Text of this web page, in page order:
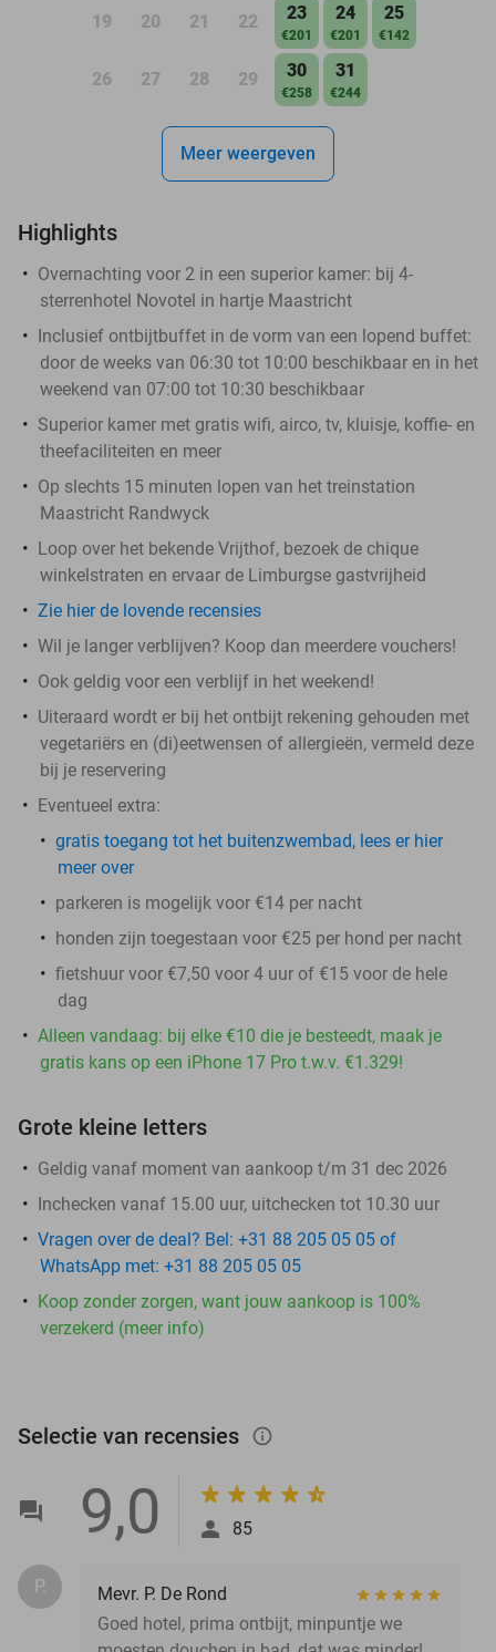
19 20 21 22 23
€201
24
€201
25
€142
26 27 28 29 30
€258
31
€244
Meer weergeven
Highlights
Overnachting voor 2 in een superior kamer: bij 4-
sterrenhotel Novotel in hartje Maastricht
Inclusief ontbijtbuffet in de vorm van een lopend buffet:
door de weeks van 06:30 tot 10:00 beschikbaar en in het
weekend van 07:00 tot 10:30 beschikbaar
Superior kamer met gratis wifi, airco, tv, kluisje, koffie- en
theefaciliteiten en meer
Op slechts 15 minuten lopen van het treinstation
Maastricht Randwyck
Loop over het bekende Vrijthof, bezoek de chique
winkelstraten en ervaar de Limburgse gastvrijheid
Zie hier de lovende recensies
Wil je langer verblijven? Koop dan meerdere vouchers!
Ook geldig voor een verblijf in het weekend!
Uiteraard wordt er bij het ontbijt rekening gehouden met
vegetariërs en (di)eetwensen of allergieën, vermeld deze
bij je reservering
Eventueel extra:
gratis toegang tot het buitenzwembad, lees er hier
meer over
parkeren is mogelijk voor €14 per nacht
honden zijn toegestaan voor €25 per hond per nacht
fietshuur voor €7,50 voor 4 uur of €15 voor de hele
dag
Alleen vandaag: bij elke €10 die je besteedt, maak je
gratis kans op een iPhone 17 Pro t.w.v. €1.329!
Grote kleine letters
Geldig vanaf moment van aankoop t/m 31 dec 2026
Inchecken vanaf 15.00 uur, uitchecken tot 10.30 uur
Vragen over de deal? Bel: +31 88 205 05 05 of
WhatsApp met: +31 88 205 05 05
Koop zonder zorgen, want jouw aankoop is 100%
verzekerd (meer info)
Selectie van recensies info_outlined
9,0 85
P.
Mevr. P. De Rond
Goed hotel, prima ontbijt, minpuntje we